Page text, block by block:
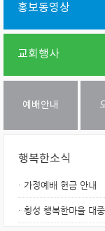
홍보동영상
교회행사
예배안내
행복한소식
· 가정예배 헌금 안내
· 횡성 행복한마을 대